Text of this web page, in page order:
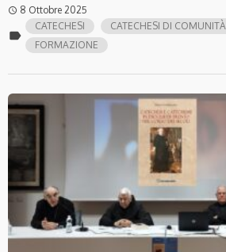
access_time 8 Ottobre 2025
label
CATECHESI CATECHESI DI COMUNITÀ
FORMAZIONE